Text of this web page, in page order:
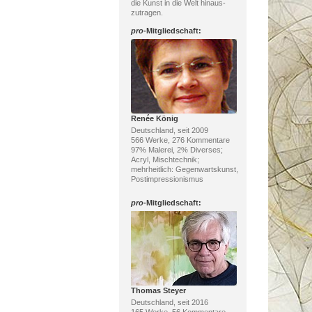
die Kunst in die Welt hinaus-
zutragen.
pro-Mitgliedschaft:
Renée König
Deutschland, seit 2009
566 Werke, 276 Kommentare
97% Malerei, 2% Diverses;
Acryl, Mischtechnik;
mehrheitlich: Gegenwartskunst,
Postimpressionismus
pro-Mitgliedschaft:
Thomas Steyer
Deutschland, seit 2016